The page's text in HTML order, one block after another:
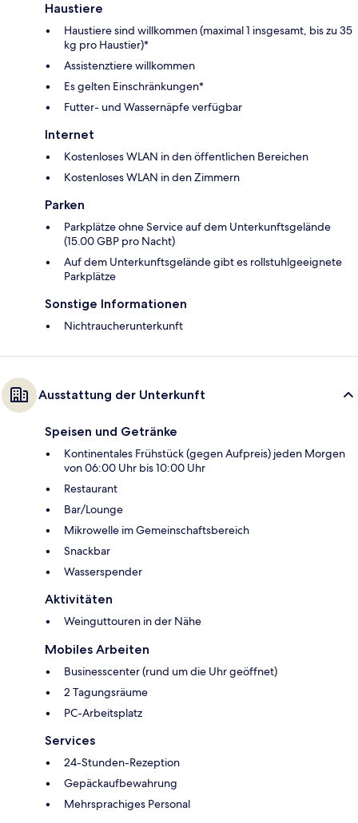
Haustiere
Haustiere sind willkommen (maximal 1 insgesamt, bis zu 35
kg pro Haustier)*
Assistenztiere willkommen
Es gelten Einschränkungen*
Futter- und Wassernäpfe verfügbar
Internet
Kostenloses WLAN in den öffentlichen Bereichen
Kostenloses WLAN in den Zimmern
Parken
Parkplätze ohne Service auf dem Unterkunftsgelände
(15.00 GBP pro Nacht)
Auf dem Unterkunftsgelände gibt es rollstuhlgeeignete
Parkplätze
Sonstige Informationen
Nichtraucherunterkunft
Ausstattung der Unterkunft
Speisen und Getränke
Kontinentales Frühstück (gegen Aufpreis) jeden Morgen
von 06:00 Uhr bis 10:00 Uhr
Restaurant
Bar/Lounge
Mikrowelle im Gemeinschaftsbereich
Snackbar
Wasserspender
Aktivitäten
Weinguttouren in der Nähe
Mobiles Arbeiten
Businesscenter (rund um die Uhr geöffnet)
2 Tagungsräume
PC-Arbeitsplatz
Services
24-Stunden-Rezeption
Gepäckaufbewahrung
Mehrsprachiges Personal